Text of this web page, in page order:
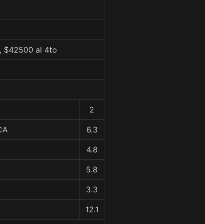
$42500 al 4to
2
6.3
4.8
5.8
3.3
12.1